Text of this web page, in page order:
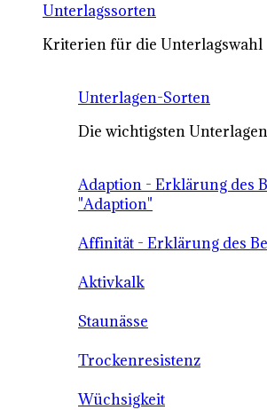
Unterlagssorten
Kriterien für die Unterlagswahl
Unterlagen-Sorten
Die wichtigsten
Adaption - Erklärung des
"Adaption"
Affinität - Erklärung des
Aktivkalk
Staunässe
Trockenresistenz
Wüchsigkeit